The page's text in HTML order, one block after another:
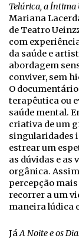
Telúrica, a Íntima
Mariana
de Teatro
com
da saúde e
abordagem
conviver, sem
O
terapêutica ou
saúde mental.
criativa de um
singularidades
estrear um
as dúvidas e as
orgânica.
percepção
recorrer a um
maneira lúdica
JáA Noite e os